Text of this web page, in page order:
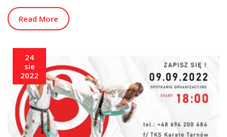
Read More
24
sie
2022